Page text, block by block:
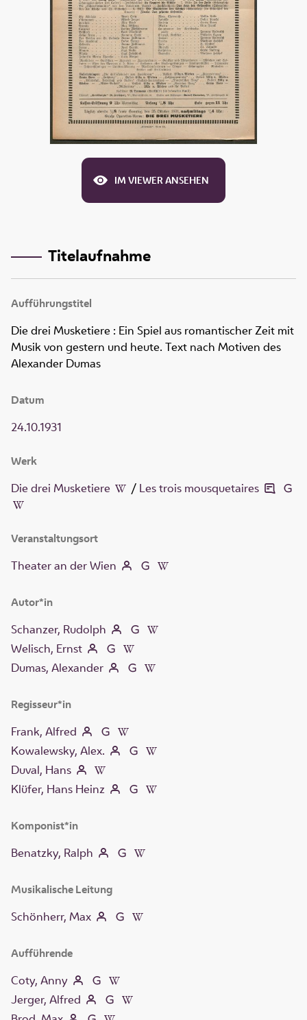
IM VIEWER ANSEHEN
Titelaufnahme
Aufführungstitel
Die drei Musketiere : Ein Spiel aus romantischer Zeit mit
Musik von gestern und heute. Text nach Motiven des
Alexander Dumas
Autor*in
Schanzer, Rudolph
Welisch, Ernst
Dumas, Alexander
Regisseur*in
Frank, Alfred
Kowalewsky, Alex.
Duval, Hans
Klüfer, Hans Heinz
Komponist*in
Benatzky, Ralph
Musikalische Leitung
Schönherr, Max
Veranstaltungsort
Theater an der Wien
Aufführende
Coty, Anny
Jerger, Alfred
Datum
24.10.1931
Werk
Die drei Musketiere / Les trois mousquetaires